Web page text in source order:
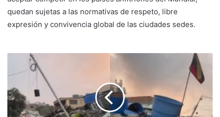
quedan sujetas a las normativas de respeto, libre
expresión y convivencia global de las ciudades sedes.